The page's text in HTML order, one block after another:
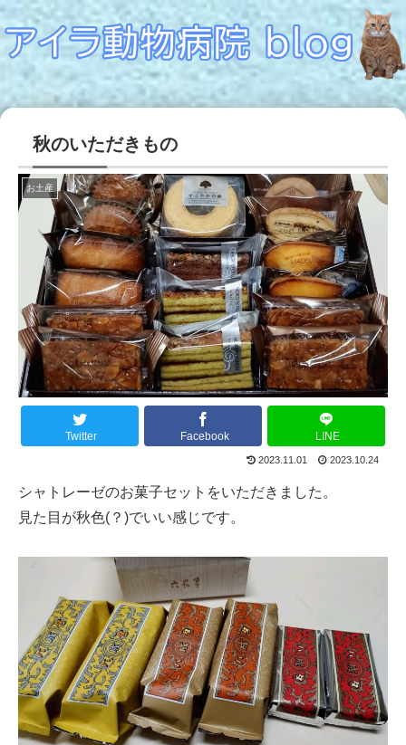
秋のいただきもの
お土産
Twitter Facebook LINE
2023.11.01 2023.10.24
シャトレーゼのお菓子セットをいただきました。
見た目が秋色(？)でいい感じです。